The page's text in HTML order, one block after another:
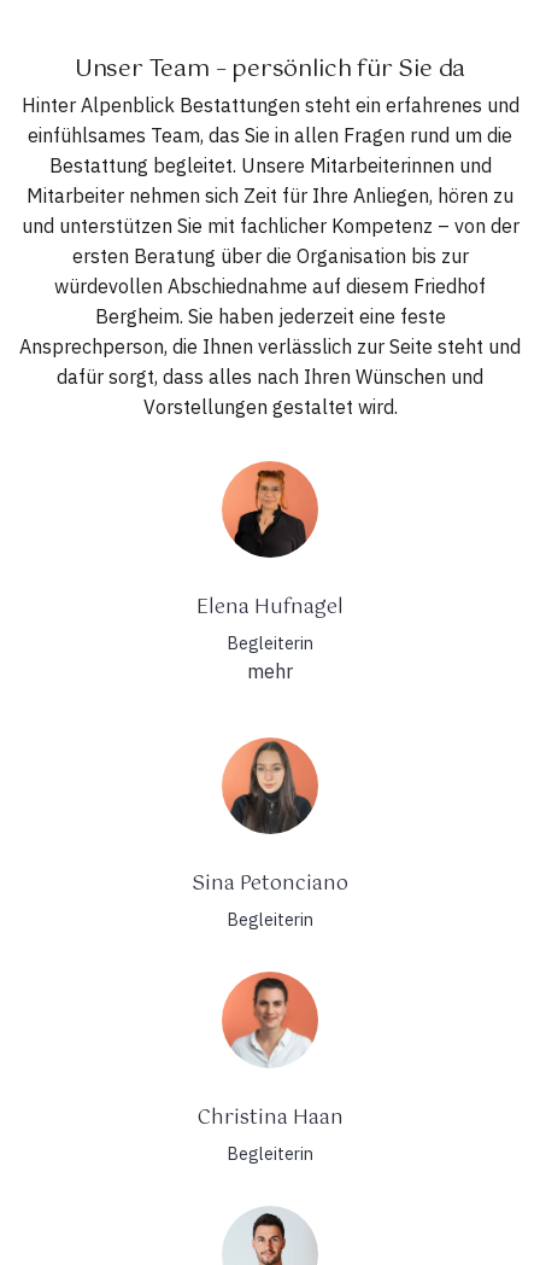
Unser Team – persönlich für Sie da
Hinter Alpenblick Bestattungen steht ein erfahrenes und
einfühlsames Team, das Sie in allen Fragen rund um die
Bestattung begleitet. Unsere Mitarbeiterinnen und
Mitarbeiter nehmen sich Zeit für Ihre Anliegen, hören zu
und unterstützen Sie mit fachlicher Kompetenz – von der
ersten Beratung über die Organisation bis zur
würdevollen Abschiednahme auf diesem Friedhof
Bergheim. Sie haben jederzeit eine feste
Ansprechperson, die Ihnen verlässlich zur Seite steht und
dafür sorgt, dass alles nach Ihren Wünschen und
Vorstellungen gestaltet wird.
Elena Hufnagel
Begleiterin
mehr
Sina Petonciano
Begleiterin
Christina Haan
Begleiterin